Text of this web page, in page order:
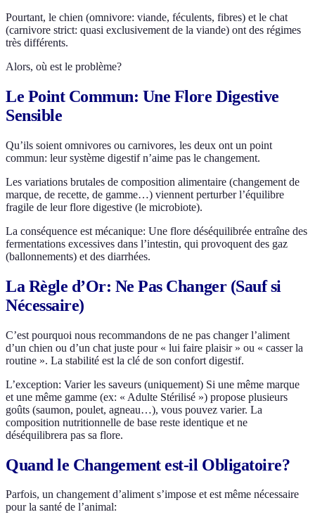
Pourtant, le chien (omnivore: viande, féculents, fibres) et le chat
(carnivore strict: quasi exclusivement de la viande) ont des régimes
très différents.
Alors, où est le problème?
Le Point Commun: Une Flore Digestive
Sensible
Qu’ils soient omnivores ou carnivores, les deux ont un point
commun: leur système digestif n’aime pas le changement.
Les variations brutales de composition alimentaire (changement de
marque, de recette, de gamme…) viennent perturber l’équilibre
fragile de leur flore digestive (le microbiote).
La conséquence est mécanique: Une flore déséquilibrée entraîne des
fermentations excessives dans l’intestin, qui provoquent des gaz
(ballonnements) et des diarrhées.
La Règle d’Or: Ne Pas Changer (Sauf si
Nécessaire)
C’est pourquoi nous recommandons de ne pas changer l’aliment
d’un chien ou d’un chat juste pour « lui faire plaisir » ou « casser la
routine ». La stabilité est la clé de son confort digestif.
L’exception: Varier les saveurs (uniquement) Si une même marque
et une même gamme (ex: « Adulte Stérilisé ») propose plusieurs
goûts (saumon, poulet, agneau…), vous pouvez varier. La
composition nutritionnelle de base reste identique et ne
déséquilibrera pas sa flore.
Quand le Changement est-il Obligatoire?
Parfois, un changement d’aliment s’impose et est même nécessaire
pour la santé de l’animal: